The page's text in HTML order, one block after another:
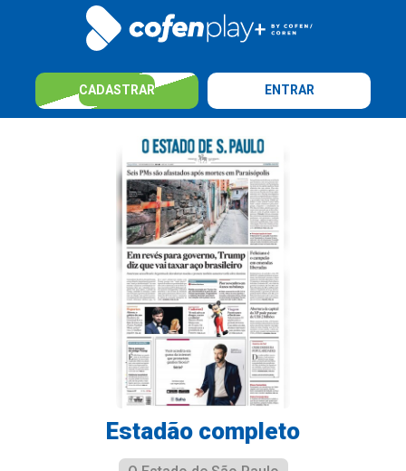
CADASTRAR ENTRAR
Estadão completo